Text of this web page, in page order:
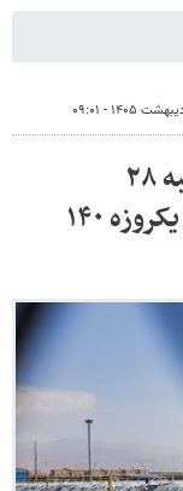
وضعیت بازار خودرو امروز دوشنبه ۲۸
اردیبهشت‌ماه ۱۴۰۵ / این خودرو یکروزه ۱۴۰